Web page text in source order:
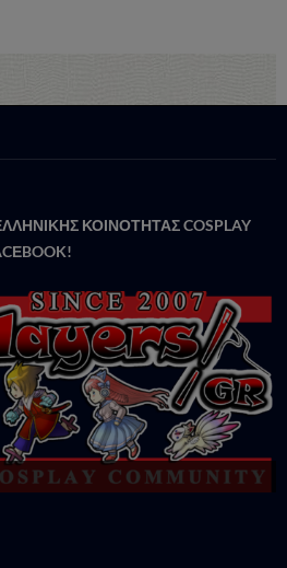
ΚΟΙΝΟΤΗΤΑΣ COSPLAY